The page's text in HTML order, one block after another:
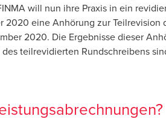
will nun ihre Praxis in ein
2020 eine Anhörung zur
2020. Die Ergebnisse dieser
teilrevidierten Rundschreibens